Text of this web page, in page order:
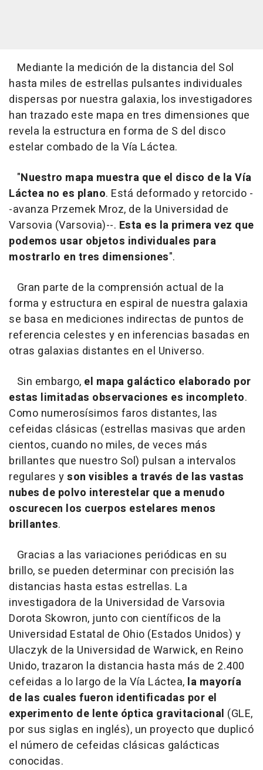
Mediante la medición de la distancia del Sol
hasta miles de estrellas pulsantes individuales
dispersas por nuestra galaxia, los investigadores
han trazado este mapa en tres dimensiones que
revela la estructura en forma de S del disco
estelar combado de la Vía Láctea.
"Nuestro mapa muestra que el disco de la Vía
Láctea no es plano. Está deformado y retorcido -
-avanza Przemek Mroz, de la Universidad de
Varsovia (Varsovia)--. Esta es la primera vez que
podemos usar objetos individuales para
mostrarlo en tres dimensiones".
Gran parte de la comprensión actual de la
forma y estructura en espiral de nuestra galaxia
se basa en mediciones indirectas de puntos de
referencia celestes y en inferencias basadas en
otras galaxias distantes en el Universo.
Sin embargo, el mapa galáctico elaborado por
estas limitadas observaciones es incompleto.
Como numerosísimos faros distantes, las
cefeidas clásicas (estrellas masivas que arden
cientos, cuando no miles, de veces más
brillantes que nuestro Sol) pulsan a intervalos
regulares yson visibles a través de las vastas
nubes de polvo interestelar que a menudo
oscurecen los cuerpos estelares menos
brillantes.
Gracias a las variaciones periódicas en su
brillo, se pueden determinar con precisión las
distancias hasta estas estrellas. La
investigadora de la Universidad de Varsovia
Dorota Skowron, junto con científicos de la
Universidad Estatal de Ohio (Estados Unidos) y
Ulaczyk de la Universidad de Warwick, en Reino
Unido, trazaron la distancia hasta más de 2.400
cefeidas a lo largo de la Vía Láctea, la mayoría
de las cuales fueron identificadas por el
experimento de lente óptica gravitacional (GLE,
por sus siglas en inglés), un proyecto que duplicó
el número de cefeidas clásicas galácticas
conocidas.